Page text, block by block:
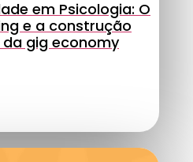
em Psicologia: O
e a construção
gig economy